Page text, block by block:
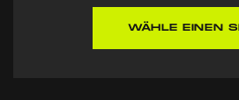
WÄHLE EINEN